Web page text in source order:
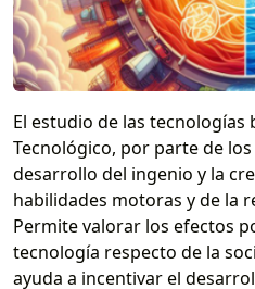
El estudio de las tecnologías
Tecnológico, por parte de
desarrollo del ingenio y la
habilidades motoras y de la
Permite valorar los efectos
tecnología respecto de la
ayuda a incentivar el